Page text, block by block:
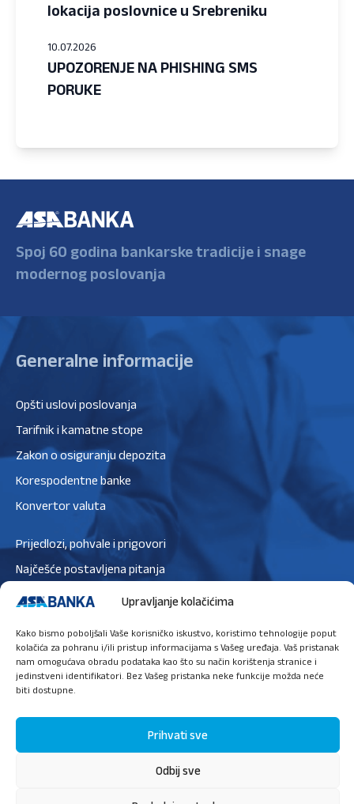
Upravljanje kolačićima
Kako bismo poboljšali Vaše korisničko iskustvo, koristimo tehnologije poput
kolačića za pohranu i/ili pristup informacijama s Vašeg uređaja. Vaš pristanak
nam omogućava obradu podataka kao što su način korištenja stranice i
jedinstveni identifikatori. Bez Vašeg pristanka neke funkcije možda neće
biti dostupne.
Prihvati sve
Odbij sve
lokacija poslovnice u Srebreniku
10.07.2026
UPOZORENJE NA PHISHING SMS
PORUKE
Spoj 60 godina bankarske tradicije i snage
modernog poslovanja
Generalne informacije
Opšti uslovi poslovanja
Tarifnik i kamatne stope
Zakon o osiguranju depozita
Korespodentne banke
Konvertor valuta
Prijedlozi, pohvale i prigovori
Najčešće postavljena pitanja
Zaštita podataka
Politika kolačića